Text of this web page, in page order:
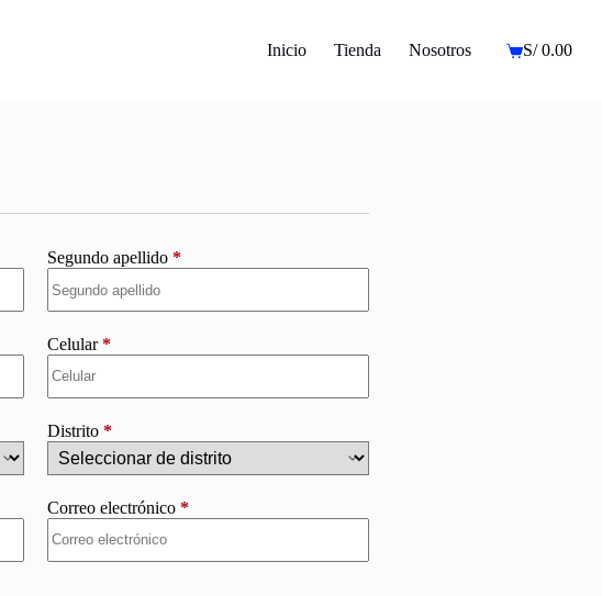
Inicio Tienda Nosotros
Carro
S/0.00
Segundo apellido *
Celular*
Distrito *
Correo electrónico *